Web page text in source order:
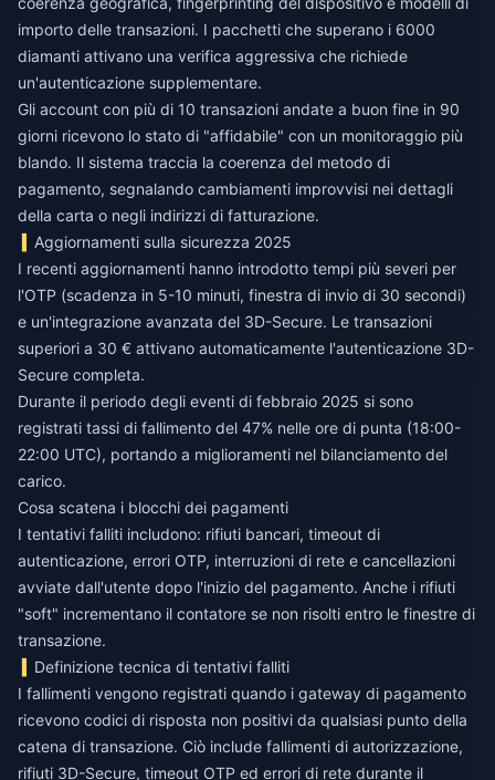
importo delle transazioni. I pacchetti che superano i 6000
diamanti attivano una verifica aggressiva che richiede
un'autenticazione supplementare.
Gli account con più di 10 transazioni andate a buon fine in 90
giorni ricevono lo stato di "affidabile" con un monitoraggio più
blando. Il sistema traccia la coerenza del metodo di
pagamento, segnalando cambiamenti improvvisi nei dettagli
della carta o negli indirizzi di fatturazione.
Aggiornamenti sulla sicurezza 2025
I recenti aggiornamenti hanno introdotto tempi più severi per
l'OTP (scadenza in 5-10 minuti, finestra di invio di 30 secondi)
e un'integrazione avanzata del 3D-Secure. Le transazioni
superiori a 30 € attivano automaticamente l'autenticazione 3D-
Secure completa.
Durante il periodo degli eventi di febbraio 2025 si sono
registrati tassi di fallimento del 47% nelle ore di punta (18:00-
22:00 UTC), portando a miglioramenti nel bilanciamento del
carico.
Cosa scatena i blocchi dei pagamenti
I tentativi falliti includono: rifiuti bancari, timeout di
autenticazione, errori OTP, interruzioni di rete e cancellazioni
avviate dall'utente dopo l'inizio del pagamento. Anche i rifiuti
"soft" incrementano il contatore se non risolti entro le finestre di
transazione.
Definizione tecnica di tentativi falliti
I fallimenti vengono registrati quando i gateway di pagamento
ricevono codici di risposta non positivi da qualsiasi punto della
catena di transazione. Ciò include fallimenti di autorizzazione,
rifiuti 3D-Secure, timeout OTP ed errori di rete durante il